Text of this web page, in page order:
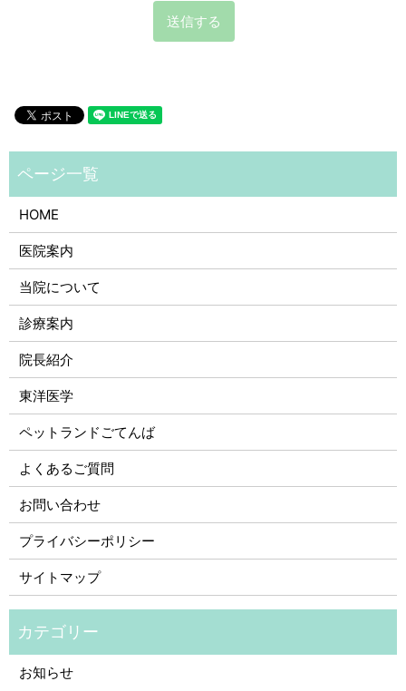
HOME
医院案内
当院について
診療案内
院長紹介
東洋医学
ペットランドごてんば
よくあるご質問
お問い合わせ
プライバシーポリシー
サイトマップ
お知らせ